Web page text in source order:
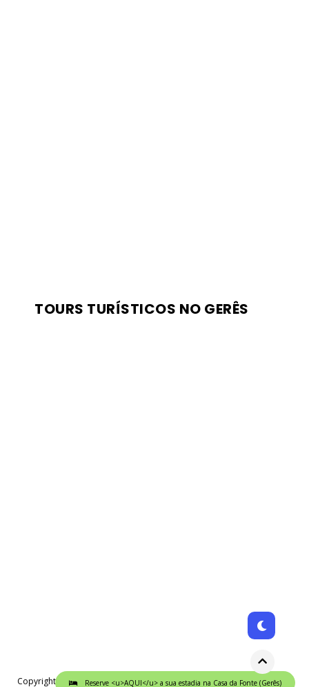
Reserve <u>AQUI</u> a sua estadia na Casa da Fonte (Gerês)
TOURS TURÍSTICOS NO GERÊS
Copyright © 2024. All Rights Reserved. Designed byVineThemes